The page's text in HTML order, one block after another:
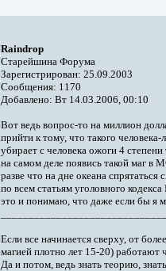
Raindrop
Старейшина Форума
Зарегистрирован: 25.09.2003
Сообщения: 1170
Добавлено: Вт 14.03.2006, 00:10
Вот ведь вопрос-то на миллион
прийти к тому, что такого
убирает с человека ожоги 4
на самом деле появись такой маг в
разве что на дне океана
по всем статьям уголовного
это и понимаю, что даже если бы я
Если все начинается сверху, от
магией плотно лет 15-20) работают
Да и потом, ведь знать теорию,